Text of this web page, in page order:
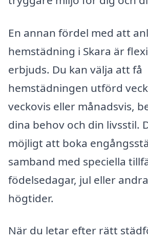
En annan fördel med att
hemstädning i Skara är
erbjuds. Du kan välja att få
hemstädningen utförd
veckovis eller månadsvis,
dina behov och din livsstil.
möjligt att boka
samband med speciella
födelsedagar, jul eller
högtider.
När du letar efter rätt